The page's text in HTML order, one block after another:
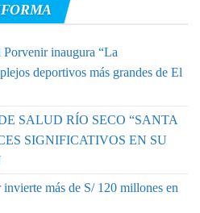
inaugura “La
deportivos más grandes de El
SALUD RÍO SECO “SANTA
SIGNIFICATIVOS EN SU
más de S/ 120 millones en